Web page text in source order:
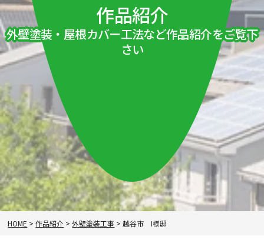
作品紹介
外壁塗装・屋根カバー工法など作品紹介をご覧下
さい
HOME >作品紹介 >外壁塗装工事 >越谷市 I様邸